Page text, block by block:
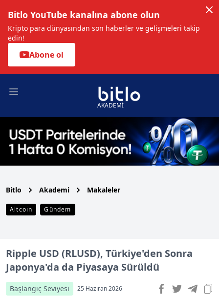
Bitlo YouTube kanalına abone olun
Kripto para dünyasından son haberler ve gelişmeleri takip
edin!
Abone ol
Open main menu
AKADEMİ
Bitlo Akademi Makaleler
Altcoin Gündem
Ripple USD (RLUSD), Türkiye'den Sonra
Japonya'da da Piyasaya Sürüldü
Başlangıç Seviyesi 25 Haziran 2026